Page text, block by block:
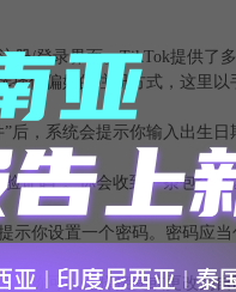
册/登录界面。TikTok提供了
择你偏好的注册方式，这里
后，系统会提示你输入出生
证码”。你会收到一条包含
示你设置一个密码。密码应
，你可以选择接受或更改为